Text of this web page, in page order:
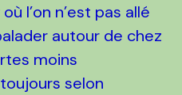
l’on n’est pas allé
autour de chez
moins
selon